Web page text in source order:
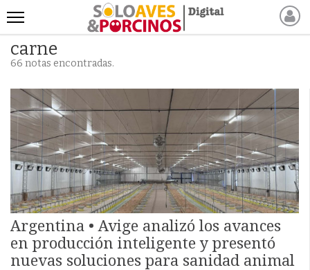
INICIO
NOTICIAS
ARTÍCULOS
PRODUCCIÓN
PROCESO
PRODUCTO
NUEVOS PRODUCTOS
MARKETPLACE
REVISTAS
EVENTOS Y
carne
66 notas encontradas.
Argentina • Avige analizó los avances
en producción inteligente y presentó
nuevas soluciones para sanidad animal